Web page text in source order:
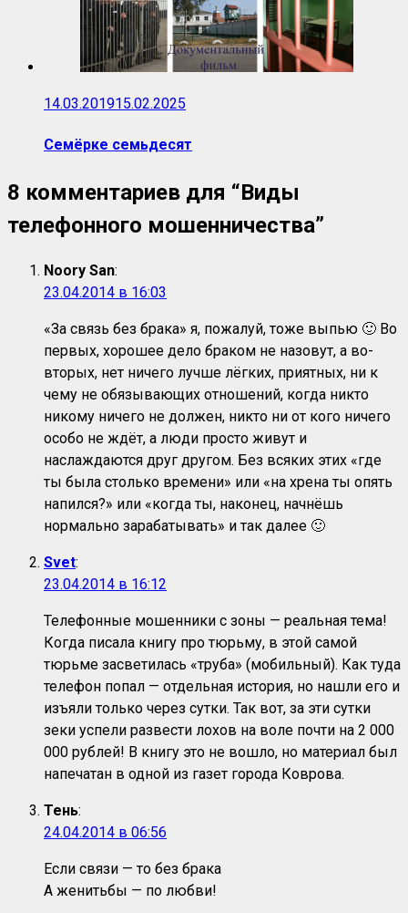
14.03.201915.02.2025
Семёрке семьдесят
8 комментариев для “Виды
телефонного мошенничества”
Noory San:
23.04.2014 в 16:03
«За связь без брака» я, пожалуй, тоже выпью 🙂 Во
первых, хорошее дело браком не назовут, а во-
вторых, нет ничего лучше лёгких, приятных, ни к
чему не обязывающих отношений, когда никто
никому ничего не должен, никто ни от кого ничего
особо не ждёт, а люди просто живут и
наслаждаются друг другом. Без всяких этих «где
ты была столько времени» или «на хрена ты опять
напился?» или «когда ты, наконец, начнёшь
нормально зарабатывать» и так далее 🙂
Svet:
23.04.2014 в 16:12
Телефонные мошенники с зоны — реальная тема!
Когда писала книгу про тюрьму, в этой самой
тюрьме засветилась «труба» (мобильный). Как туда
телефон попал — отдельная история, но нашли его и
изъяли только через сутки. Так вот, за эти сутки
зеки успели развести лохов на воле почти на 2 000
000 рублей! В книгу это не вошло, но материал был
напечатан в одной из газет города Коврова.
Тень:
24.04.2014 в 06:56
Если связи — то без брака
А женитьбы — по любви!